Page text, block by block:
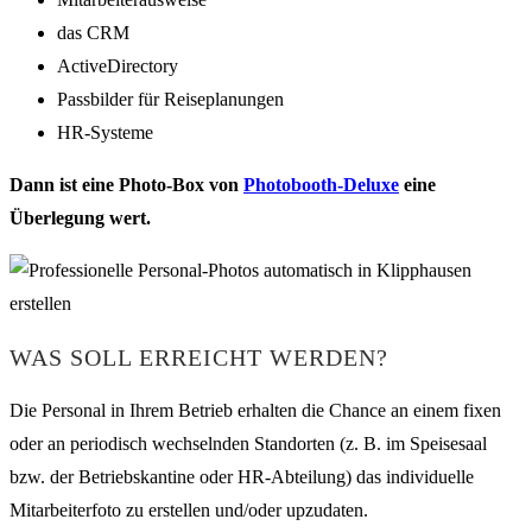
das CRM
ActiveDirectory
Passbilder für Reiseplanungen
HR-Systeme
Dann ist eine Photo-Box von Photobooth-Deluxe eine
Überlegung wert.
WAS SOLL ERREICHT WERDEN?
Die Personal in Ihrem Betrieb erhalten die Chance an einem fixen
oder an periodisch wechselnden Standorten (z. B. im Speisesaal
bzw. der Betriebskantine oder HR-Abteilung) das individuelle
Mitarbeiterfoto zu erstellen und/oder upzudaten.